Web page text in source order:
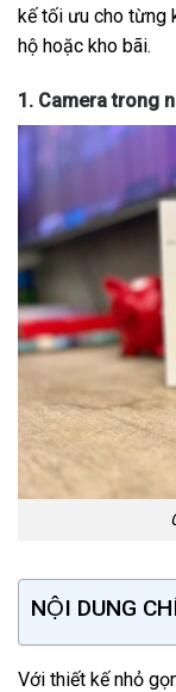
kế tối ưu cho từng
hộ hoặc kho bãi.
1. Camera trong
NỘI DUNG
Với thiết kế nhỏ